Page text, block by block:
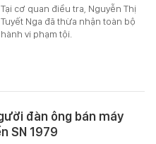
Tại cơ quan điều tra, Nguyễn Thị
Tuyết Nga đã thừa nhận toàn bộ
hành vi phạm tội.
đàn ông bán máy
SN 1979